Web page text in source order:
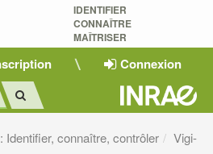
IDENTIFIER
CONNAÎTRE
MAÎTRISER
Connexion
Identifier, connaître, contrôler
Vigi-